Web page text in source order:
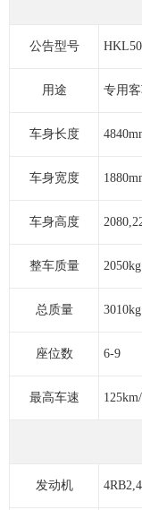
公告型号
用途 专用
车身长度
车身宽度
车身高度
整车质量 2050kg
总质量 3010kg
座位数 6-9
最高车速
发动机